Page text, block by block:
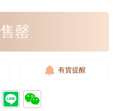
售罄
有貨提醒